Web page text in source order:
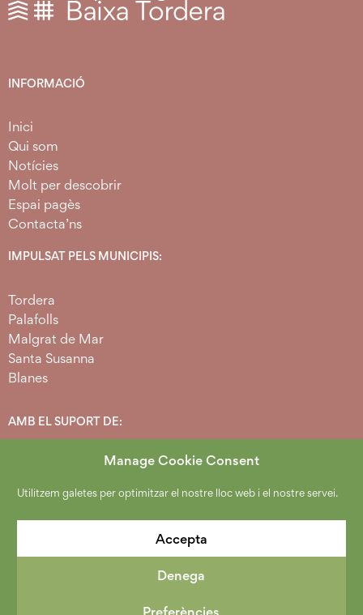
Manage Cookie Consent
Utilitzem galetes per optimitzar el nostre lloc web i el nostre servei.
Accepta
Denega
Preferències
INFORMACIÓ
Inici
Qui som
Notícies
Molt per descobrir
Espai pagès
Contacta’ns
IMPULSAT PELS MUNICIPIS:
Tordera
Palafolls
Malgrat de Mar
Santa Susanna
Blanes
AMB EL SUPORT DE:
2026 Copyright Espai Agrari Baixa Tordera.Política de protecció de dades